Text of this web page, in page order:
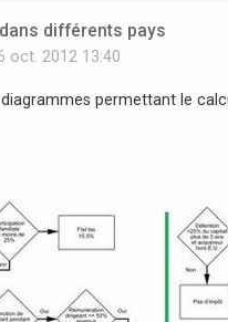
différents pays
oct. 2012 13:40
permettant le